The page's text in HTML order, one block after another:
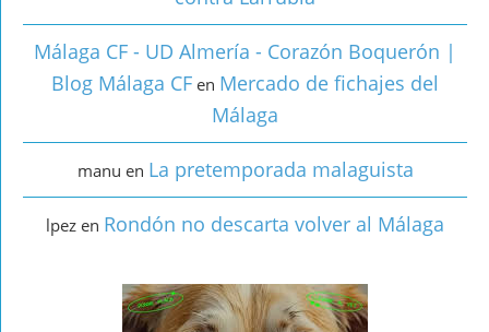
Málaga CF - UD Almería - Corazón Boquerón |
Blog Málaga CF en Mercado de fichajes del
Málaga
manu en La pretemporada malaguista
lpez en Rondón no descarta volver al Málaga